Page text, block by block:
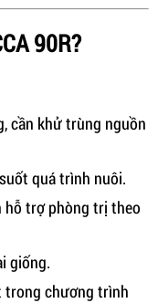
90R?
cần khử trùng nguồn
quá trình nuôi.
hỗ trợ phòng trị theo
giống.
trong chương trình